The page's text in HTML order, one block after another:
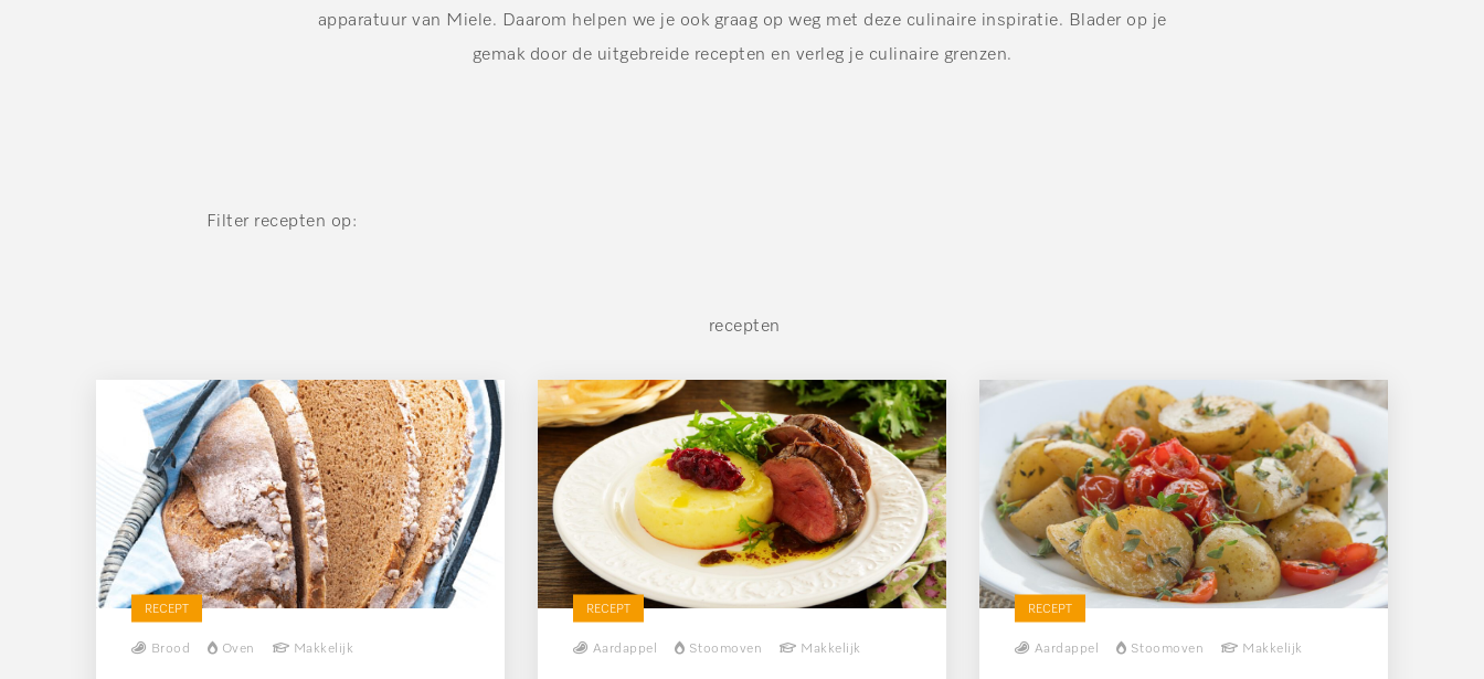
apparatuur van Miele. Daarom helpen we je ook graag op weg met deze culinaire inspiratie. Blader op je
gemak door de uitgebreide recepten en verleg je culinaire grenzen.
Filter recepten op:
recepten
RECEPT
Brood Oven Makkelijk
RECEPT
Aardappel Stoomoven Makkelijk
RECEPT
Aardappel Stoomoven Makkelijk